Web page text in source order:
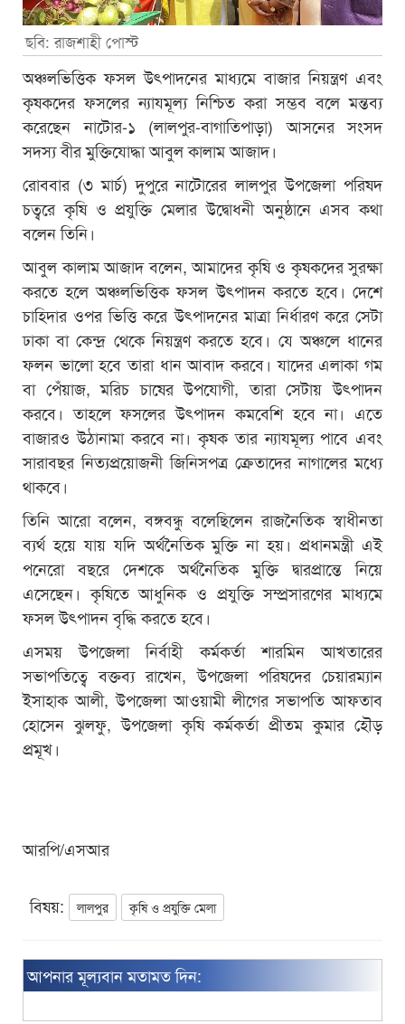
ছবি: রাজশাহী পোস্ট
অঞ্চলভিত্তিক ফসল উৎপাদনের মাধ্যমে বাজার নিয়ন্ত্রণ এবং
কৃষকদের ফসলের ন্যাযমূল্য নিশ্চিত করা সম্ভব বলে মন্তব্য
করেছেন নাটোর-১ (লালপুর-বাগাতিপাড়া) আসনের সংসদ
সদস্য বীর মুক্তিযোদ্ধা আবুল কালাম আজাদ।
রোববার (৩ মার্চ) দুপুরে নাটোরের লালপুর উপজেলা পরিষদ
চত্বরে কৃষি ও প্রযুক্তি মেলার উদ্বোধনী অনুষ্ঠানে এসব কথা
বলেন তিনি।
আবুল কালাম আজাদ বলেন, আমাদের কৃষি ও কৃষকদের সুরক্ষা
করতে হলে অঞ্চলভিত্তিক ফসল উৎপাদন করতে হবে। দেশে
চাহিদার ওপর ভিত্তি করে উৎপাদনের মাত্রা নির্ধারণ করে সেটা
ঢাকা বা কেন্দ্র থেকে নিয়ন্ত্রণ করতে হবে। যে অঞ্চলে ধানের
ফলন ভালো হবে তারা ধান আবাদ করবে। যাদের এলাকা গম
বা পেঁয়াজ, মরিচ চাষের উপযোগী, তারা সেটায় উৎপাদন
করবে। তাহলে ফসলের উৎপাদন কমবেশি হবে না। এতে
বাজারও উঠানামা করবে না। কৃষক তার ন্যাযমূল্য পাবে এবং
সারাবছর নিত্যপ্রয়োজনী জিনিসপত্র ক্রেতাদের নাগালের মধ্যে
থাকবে।
তিনি আরো বলেন, বঙ্গবন্ধু বলেছিলেন রাজনৈতিক স্বাধীনতা
ব্যর্থ হয়ে যায় যদি অর্থনৈতিক মুক্তি না হয়। প্রধানমন্ত্রী এই
পনেরো বছরে দেশকে অর্থনৈতিক মুক্তি দ্বারপ্রান্তে নিয়ে
এসেছেন। কৃষিতে আধুনিক ও প্রযুক্তি সম্প্রসারণের মাধ্যমে
ফসল উৎপাদন বৃদ্ধি করতে হবে।
এসময় উপজেলা নির্বাহী কর্মকর্তা শারমিন আখতারের
সভাপতিত্বে বক্তব্য রাখেন, উপজেলা পরিষদের চেয়ারম্যান
ইসাহাক আলী, উপজেলা আওয়ামী লীগের সভাপতি আফতাব
হোসেন ঝুলফু, উপজেলা কৃষি কর্মকর্তা প্রীতম কুমার হৌড়
প্রমূখ।
আরপি/এসআর
বিষয়: লালপুর কৃষি ও প্রযুক্তি মেলা
আপনার মূল্যবান মতামত দিন: